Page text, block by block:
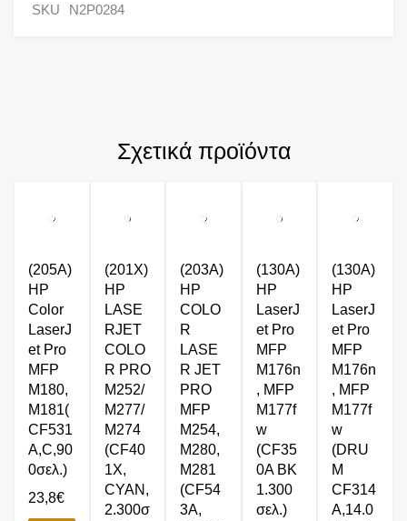
SKU N2P0284
Σχετικά προϊόντα
(205A)
HP
Color
LaserJ
et Pro
MFP
M180,
M181(
CF531
A,C,90
0σελ.)
23,8€
(201X)
HP
LASE
RJET
COLO
R PRO
M252/
M277/
M274
(CF40
1X,
CYAN,
2.300σ
(203A)
HP
COLO
R
LASE
R JET
PRO
MFP
M254,
M280,
M281
(CF54
3A,
(130A)
HP
LaserJ
et Pro
MFP
M176n
, MFP
M177f
w
(CF35
0A BK
1.300
σελ.)
(130A)
HP
LaserJ
et Pro
MFP
M176n
, MFP
M177f
w
(DRU
M
CF314
A,14.0